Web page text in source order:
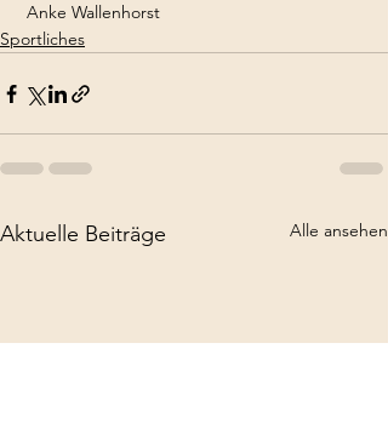
Anke Wallenhorst
Sportliches
Aktuelle Beiträge Alle ansehen